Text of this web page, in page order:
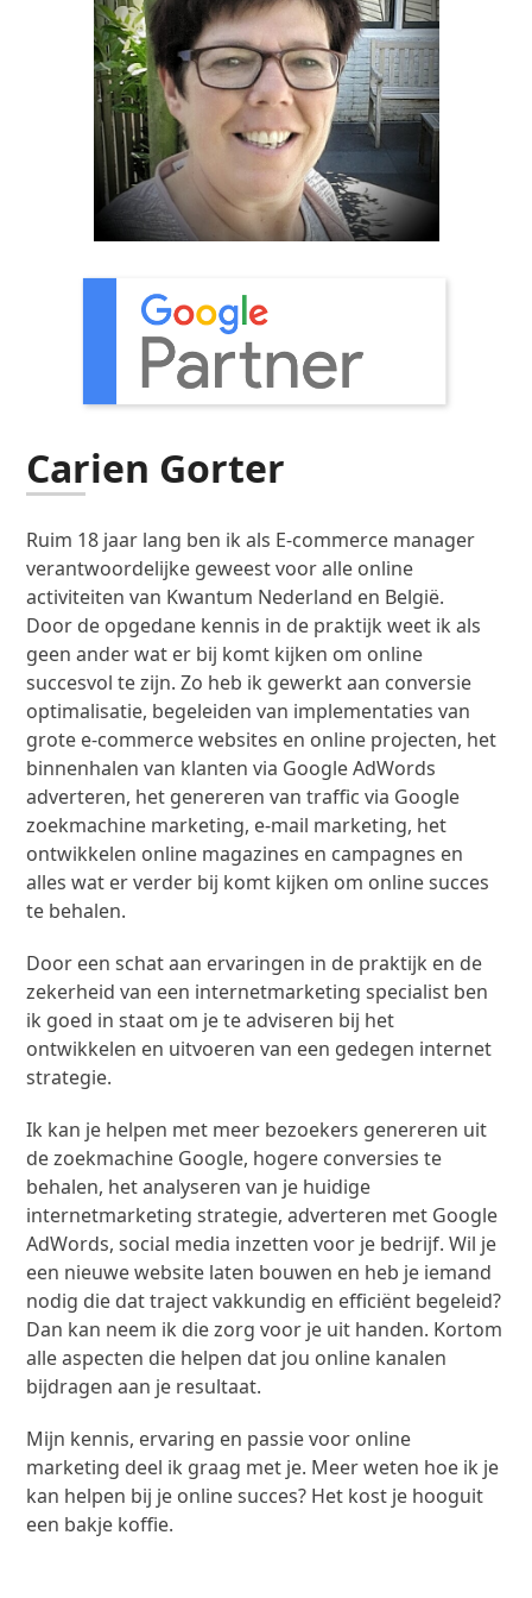
Carien Gorter
Ruim 18 jaar lang ben ik als E-commerce manager
verantwoordelijke geweest voor alle online
activiteiten van Kwantum Nederland en België.
Door de opgedane kennis in de praktijk weet ik als
geen ander wat er bij komt kijken om online
succesvol te zijn. Zo heb ik gewerkt aan conversie
optimalisatie, begeleiden van implementaties van
grote e-commerce websites en online projecten, het
binnenhalen van klanten via Google AdWords
adverteren, het genereren van traffic via Google
zoekmachine marketing, e-mail marketing, het
ontwikkelen online magazines en campagnes en
alles wat er verder bij komt kijken om online succes
te behalen.
Door een schat aan ervaringen in de praktijk en de
zekerheid van een internetmarketing specialist ben
ik goed in staat om je te adviseren bij het
ontwikkelen en uitvoeren van een gedegen internet
strategie.
Ik kan je helpen met meer bezoekers genereren uit
de zoekmachine Google, hogere conversies te
behalen, het analyseren van je huidige
internetmarketing strategie, adverteren met Google
AdWords, social media inzetten voor je bedrijf. Wil je
een nieuwe website laten bouwen en heb je iemand
nodig die dat traject vakkundig en efficiënt begeleid?
Dan kan neem ik die zorg voor je uit handen. Kortom
alle aspecten die helpen dat jou online kanalen
bijdragen aan je resultaat.
Mijn kennis, ervaring en passie voor online
marketing deel ik graag met je. Meer weten hoe ik je
kan helpen bij je online succes? Het kost je hooguit
een bakje koffie.